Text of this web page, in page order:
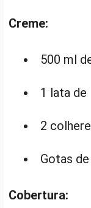
Creme:
500 ml
1 lata de
2
Gotas
Cobertura: